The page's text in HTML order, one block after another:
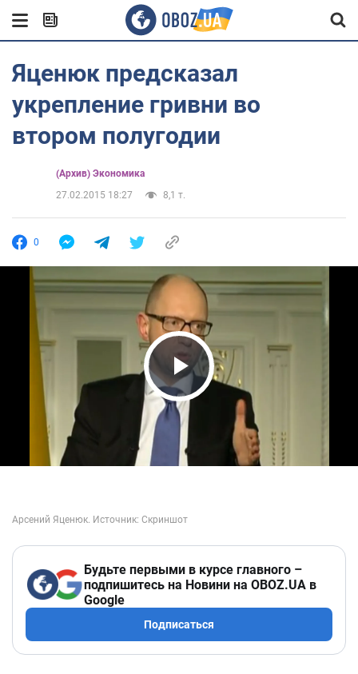
Яценюк предсказал
укрепление гривни во
втором полугодии
(Архив) Экономика
27.02.2015 18:27
8,1 т.
0
Play Video
Будьте первыми в курсе главного –
подпишитесь на Новини на OBOZ.UA в
Google
Подписаться